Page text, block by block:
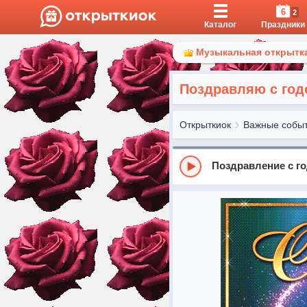
Каталог
6 2
Праздники
Музыкальная
Поздравляю с
Открыткиок Важные
Поздравление с